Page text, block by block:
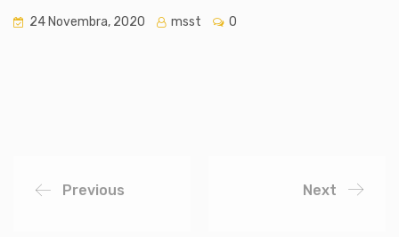
24 Novembra, 2020 msst 0
Previous Next